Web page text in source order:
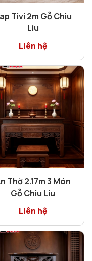
Tivi 2m Gỗ Chiu
Liu
Liên hệ
Thờ 2.17m 3 Món
Gỗ Chiu Liu
Liên hệ